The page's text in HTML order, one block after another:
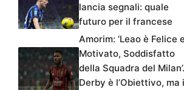
lancia segnali: quale
futuro per il francese
Amorim: ‘Leao è Felice e
Motivato, Soddisfatto
della Squadra del
Derby è l’Obiettivo, ma